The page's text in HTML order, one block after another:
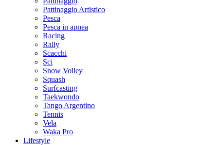
Pattinaggio Artistico
Pesca
Pesca in apnea
Racing
Rally
Scacchi
Sci
Snow Volley
Squash
Surfcasting
Taekwondo
Tango Argentino
Tennis
Vela
Waka Pro
Lifestyle